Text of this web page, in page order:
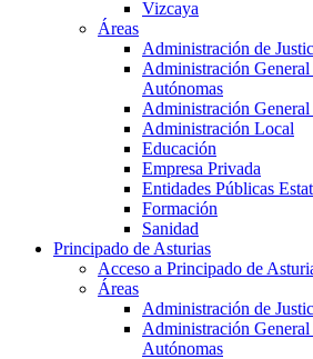
Vizcaya
Áreas
Administración de
Administración
Autónomas
Administración General
Administración Local
Educación
Empresa Privada
Entidades Públicas
Formación
Sanidad
Principado de Asturias
Acceso a Principado de
Áreas
Administración de
Administración
Autónomas